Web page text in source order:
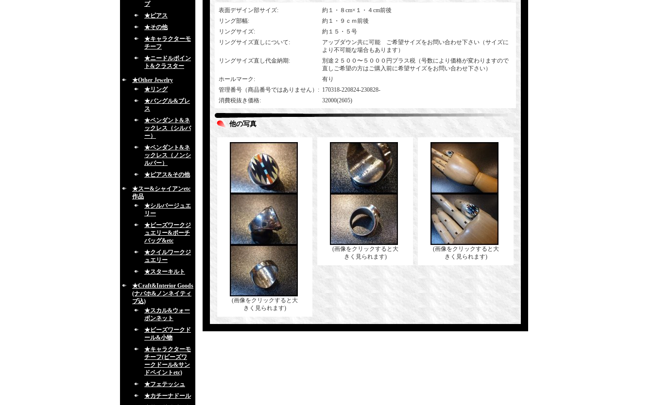
プ
★ピアス
★その他
★キャラクターモ
チーフ
★ニードルポイン
ト&クラスター
★Other Jewelry
★リング
★バングル&ブレ
ス
★ペンダント&ネ
ックレス（シルバ
ー）
★ペンダント&ネ
ックレス（ノンシ
ルバー）
★ピアス&その他
★スー&シャイアンetc
作品
★シルバージュエ
リー
★ビーズワークジ
ュエリー&ポーチ
バッグ&etc
★クイルワークジ
ュエリー
★スターキルト
★Craft&Interior Goods
(ナバホ&ノンネイティ
ブ込)
★スカル&ウォー
ボンネット
★ビーズワークド
ール&小物
★キャラクターモ
チーフ(ビーズワ
ークドール&サン
ドペイントetc)
★フェテッシュ
★カチーナドール
表面デザイン部サイズ:
約１・８cm×１・４cm前後
リング部幅:
約１・９ｃｍ前後
リングサイズ:
約１５・５号
リングサイズ直しについて:
アップダウン共に可能 ご希望サイズをお問い合わせ下さい（サイズに
より不可能な場合もあります）
リングサイズ直し代金納期:
別途２５００〜５０００円プラス税（号数により価格が変わりますので
直しご希望の方はご購入前に希望サイズをお問い合わせ下さい）
ホールマーク :
有り
管理番号（商品番号ではありません） : 170318-220824-230828-
消費税抜き価格: 32000(2605)
他の写真
(画像をクリックすると大
きく見られます)
(画像をクリックすると大
きく見られます)
(画像をクリックすると大
きく見られます)